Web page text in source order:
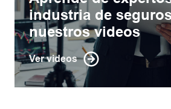
industria de
nuestros videos
Ver videos